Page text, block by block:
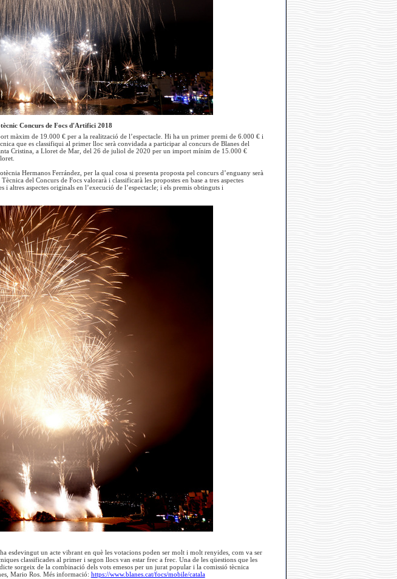
Concurs de Focs d'Artifici 2018
màxim de 19.000 € per a la realització de l’espectacle. Hi ha un primer premi de 6.000 € i
que es classifiqui al primer lloc serà convidada a participar al concurs de Blanes del
Cristina, a Lloret de Mar, del 26 de juliol de 2020 per un import mínim de 15.000 €
Hermanos Ferrández, per la qual cosa si presenta proposta pel concurs d’enguany serà
del Concurs de Focs valorarà i classificarà les propostes en base a tres aspectes
i altres aspectes originals en l’execució de l’espectacle; i els premis obtinguts i
esdevingut un acte vibrant en què les votacions poden ser molt i molt renyides, com va ser
classificades al primer i segon llocs van estar frec a frec. Una de les qüestions que les
sorgeix de la combinació dels vots emesos per un jurat popular i la comissió tècnica
Mario Ros. Més informació: https://www.blanes.cat/focs/mobile/catala